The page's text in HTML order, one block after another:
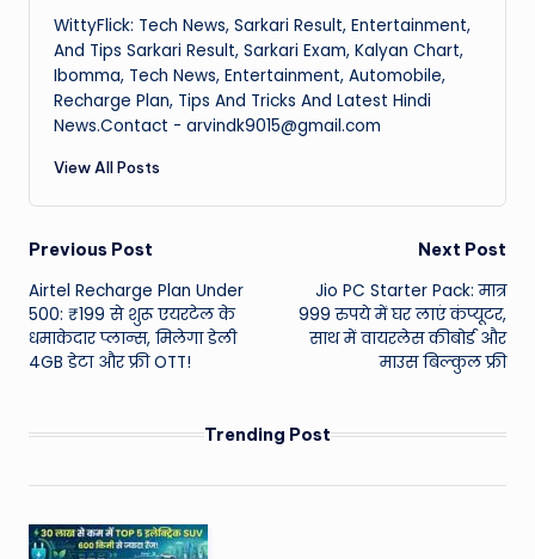
WittyFlick: Tech News, Sarkari Result, Entertainment,
And Tips Sarkari Result, Sarkari Exam, Kalyan Chart,
Ibomma, Tech News, Entertainment, Automobile,
Recharge Plan, Tips And Tricks And Latest Hindi
News.Contact - arvindk9015@gmail.com
View All Posts
Post
navigation
Previous Post
Airtel Recharge Plan Under
500: ₹199 से शुरू एयरटेल के
धमाकेदार प्लान्स, मिलेगा डेली
4GB डेटा और फ्री OTT!
Next Post
Jio PC Starter Pack: मात्र
999 रुपये में घर लाएं कंप्यूटर,
साथ में वायरलेस कीबोर्ड और
माउस बिल्कुल फ्री
Trending Post